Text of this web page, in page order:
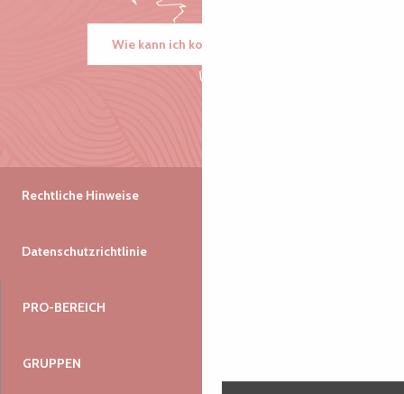
Wie kann ich kommen?
Rechtliche Hinweise
Datenschutzrichtlinie
PRO-BEREICH
GRUPPEN